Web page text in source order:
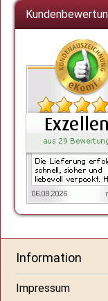
Information
Impressum